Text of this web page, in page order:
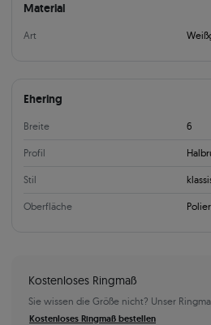
Material
Art
Ehering
Breite 6
Profil
Stil
Oberfläche
Kostenloses Ringmaß
Sie wissen die Größe nicht? Unser
Kostenloses Ringmaß bestellen